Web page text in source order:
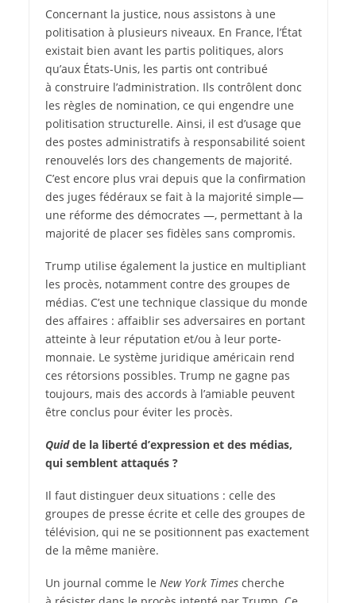
Concernant la justice, nous assistons à une
politisation à plusieurs niveaux. En France, l’État
existait bien avant les partis politiques, alors
qu’aux États-Unis, les partis ont contribué
à construire l’administration. Ils contrôlent donc
les règles de nomination, ce qui engendre une
politisation structurelle. Ainsi, il est d’usage que
des postes administratifs à responsabilité soient
renouvelés lors des changements de majorité.
C’est encore plus vrai depuis que la confirmation
des juges fédéraux se fait à la majorité simple —
une réforme des démocrates —, permettant à la
majorité de placer ses fidèles sans compromis.
Trump utilise également la justice en multipliant
les procès, notamment contre des groupes de
médias. C’est une technique classique du monde
des affaires : affaiblir ses adversaires en portant
atteinte à leur réputation et/ou à leur porte-
monnaie. Le système juridique américain rend
ces rétorsions possibles. Trump ne gagne pas
toujours, mais des accords à l’amiable peuvent
être conclus pour éviter les procès.
Quidde la liberté d’expression et des médias,
qui semblent attaqués ?
Il faut distinguer deux situations : celle des
groupes de presse écrite et celle des groupes de
télévision, qui ne se positionnent pas exactement
de la même manière.
Un journal comme le New York Timescherche